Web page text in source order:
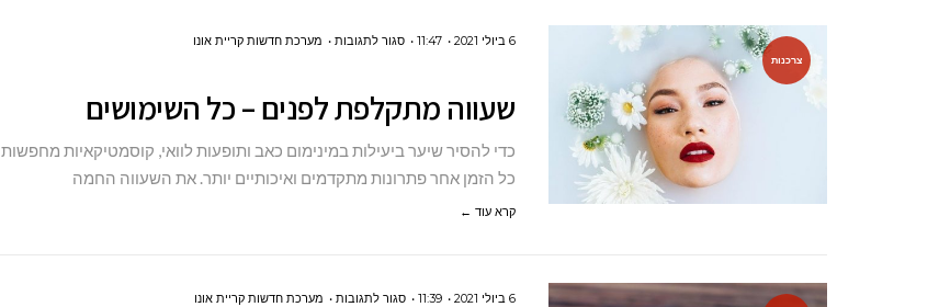
צרכנות
6 ביולי 2021 11:47 סגור לתגובותעל
מתקלפת
מערכת חדשות קריית אונו
שעווה מתקלפת לפנים – כל השימושים
כדי להסיר שיער ביעילות במינימום כאב ותופעות לוואי, קוסמטיקאיות מחפשות
כל הזמן אחר פתרונות מתקדמים ואיכותיים יותר. את השעווה החמה
קרא עוד ←
6 ביולי 2021 11:39 סגור לתגובותעל מערכת חדשות קריית אונו